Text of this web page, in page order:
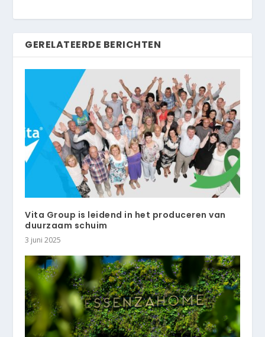
GERELATEERDE BERICHTEN
Vita Group is leidend in het produceren van
duurzaam schuim
3 juni 2025